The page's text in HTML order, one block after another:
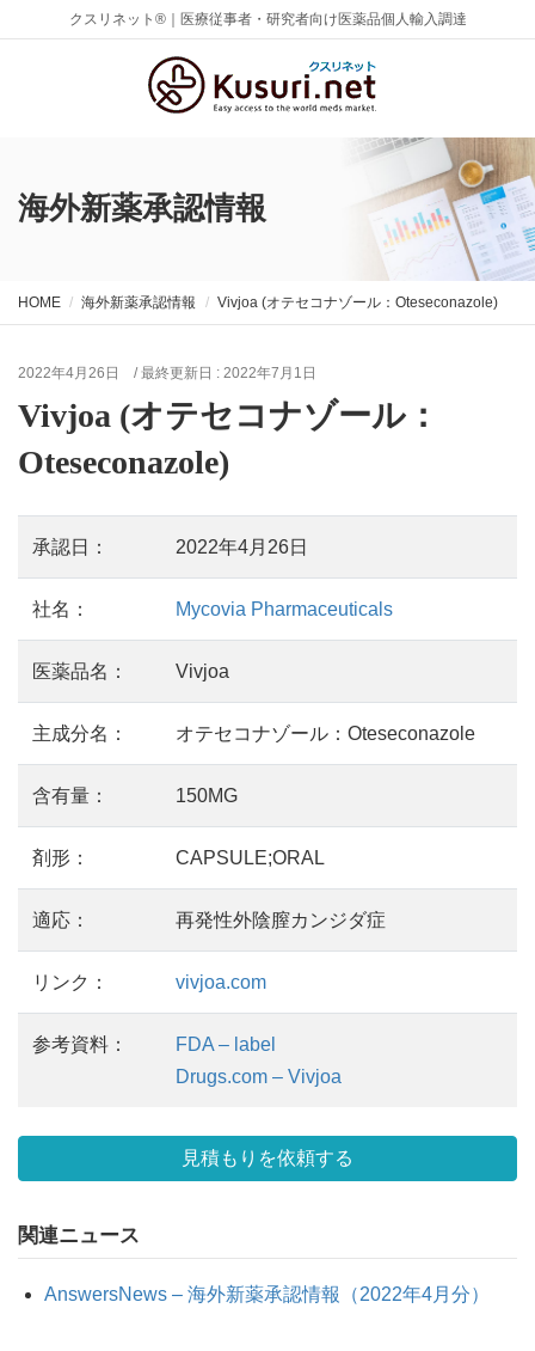
クスリネット®｜医療従事者・研究者向け医薬品個人輸入調達
海外新薬承認情報
HOME 海外新薬承認情報 Vivjoa (オテセコナゾール：Oteseconazole)
2022年4月26日 / 最終更新日 : 2022年7月1日
Vivjoa (オテセコナゾール：
Oteseconazole)
承認日： 2022年4月26日
社名： Mycovia Pharmaceuticals
医薬品名： Vivjoa
主成分名： オテセコナゾール：Oteseconazole
含有量： 150MG
剤形： CAPSULE;ORAL
適応： 再発性外陰膣カンジダ症
リンク： vivjoa.com
参考資料：
FDA – label
Drugs.com – Vivjoa
見積もりを依頼する
関連ニュース
AnswersNews – 海外新薬承認情報（2022年4月分）